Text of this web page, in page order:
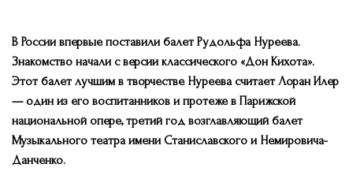
В России впервые поставили балет Рудольфа Нуреева.
Знакомство начали с версии классического «Дон Кихота».
Этот балет лучшим в творчестве Нуреева считает Лоран Илер
— один из его воспитанников и протеже в Парижской
национальной опере, третий год возглавляющий балет
Музыкального театра имени Станиславского и Немировича-
Данченко.